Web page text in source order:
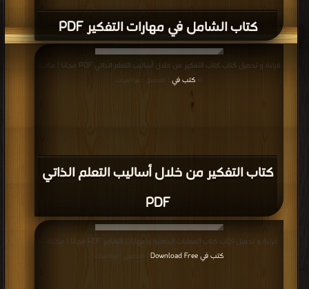
كتاب الشامل في مهارات التفكير PDF
كتاب التفكير من خلال أساليب التعلم الذاتي
PDF
قراءة و تحميل كتاب كتاب التفكير من خلال أساليب التعلم الذاتي PDF مجانا | مكتبة
> كتب في | التحميل : مرة/مرات
قراءة و تحميل كتاب كتاب العمليات الذهنية و مهارات التفكير PDF مجانا | مكتبة >
كتب في Download Free
| التحميل : مرة/مرات